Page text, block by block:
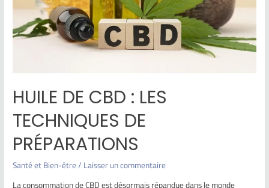
HUILE DE CBD : LES
TECHNIQUES DE
PRÉPARATIONS
Santé et Bien-être/Laisser un commentaire